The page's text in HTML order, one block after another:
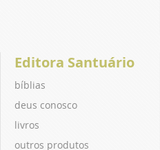
Editora Santuário
bíblias
deus conosco
livros
outros produtos